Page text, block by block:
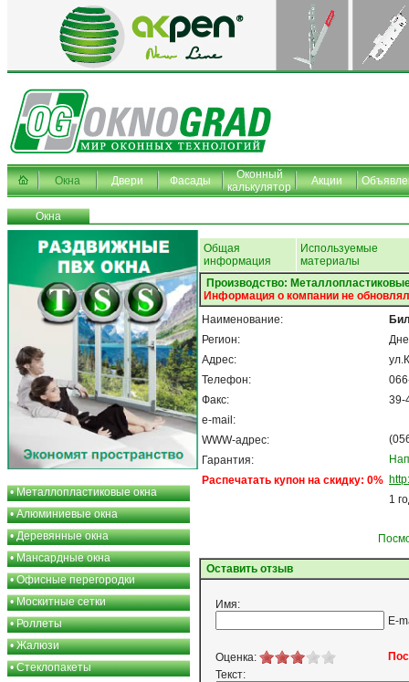
Окна Двери Фасады
Оконный
калькулятор
Акции
Окна
•Металлопластиковые окна
•Алюминиевые окна
•Деревянные окна
•Мансардные окна
•Офисные перегородки
•Москитные сетки
•Роллеты
•Жалюзи
•Стеклопакеты
Общая
информация
Используемые
материалы
Производство:
Информация о компании не
Наименование:
Регион:
Адрес:
Телефон:
Факс:
e-mail:
WWW-адрес:
Гарантия:
Распечатать купон на скидку: 0%
39-
1
Оставить отзыв
Имя:
E-
Оценка:
Текст: